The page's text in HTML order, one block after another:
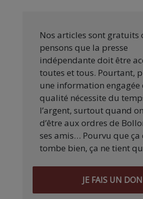
Nos articles sont gratuits
pensons que la presse
indépendante doit être
toutes et tous. Pourtant,
une information engagée
qualité nécessite du
l’argent, surtout quand
d’être aux ordres de
ses amis… Pourvu que ça
tombe bien, ça ne tient
JE FAIS UN DON